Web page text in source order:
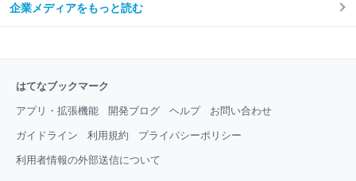
企業メディアをもっと読む
はてなブックマーク
アプリ・拡張機能 開発ブログ ヘルプ お問い合わせ
ガイドライン 利用規約 プライバシーポリシー
利用者情報の外部送信について